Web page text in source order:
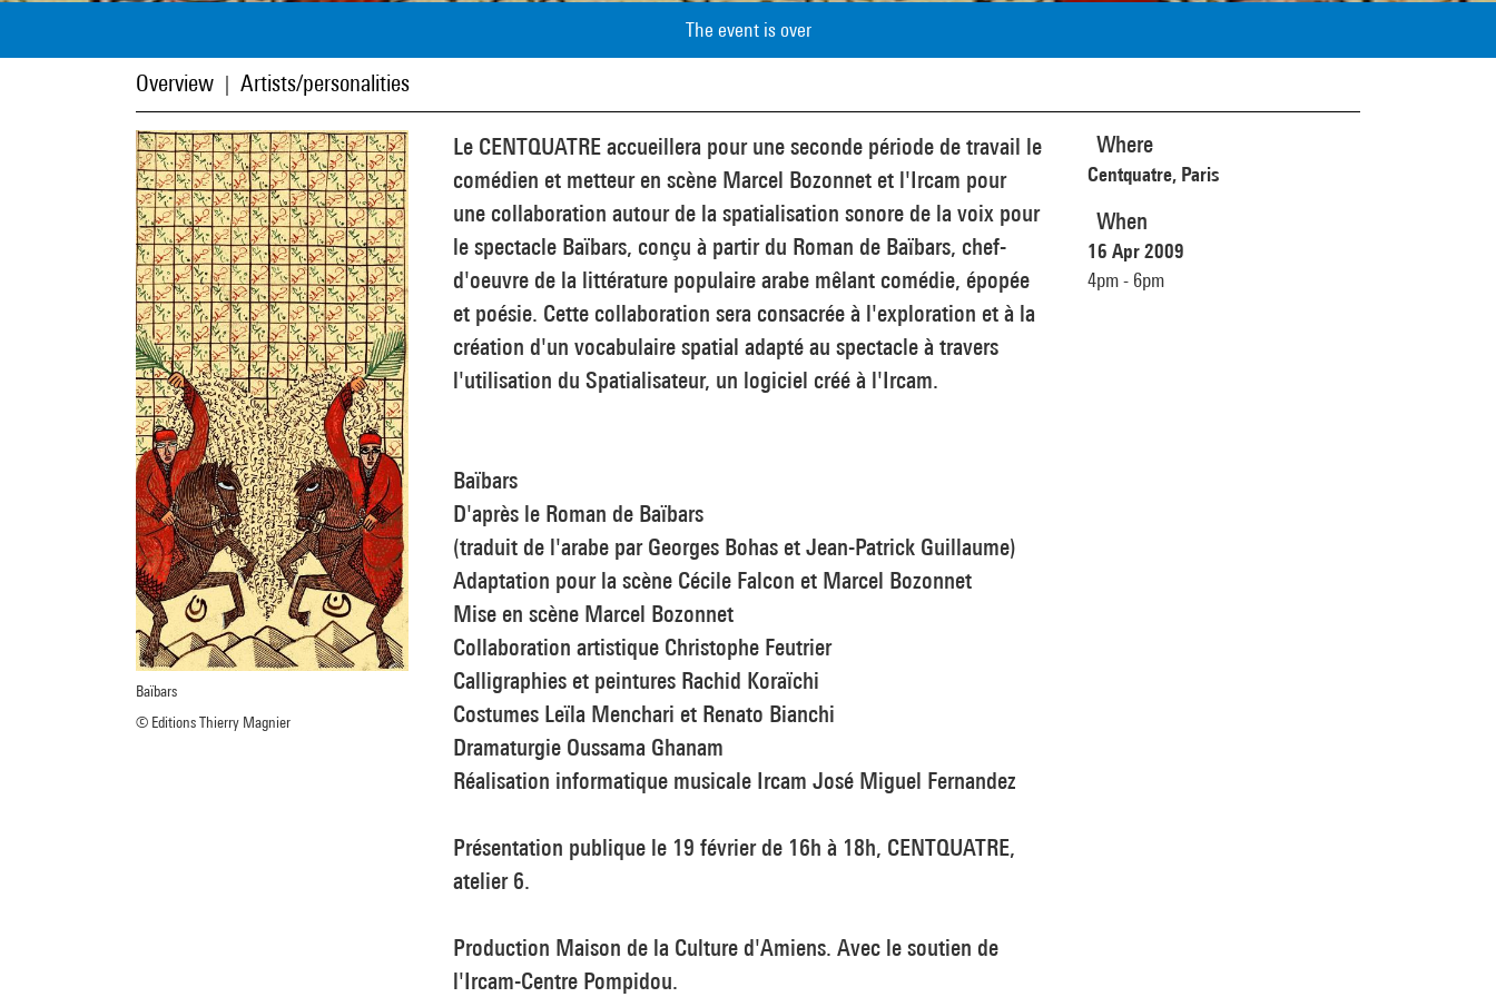
The event is over
Overview Artists/personalities
Baïbars
© Editions Thierry Magnier
Le CENTQUATRE accueillera pour une seconde période de travail le
comédien et metteur en scène Marcel Bozonnet et l'Ircam pour
une collaboration autour de la spatialisation sonore de la voix pour
le spectacle Baïbars, conçu à partir du Roman de Baïbars, chef-
d'oeuvre de la littérature populaire arabe mêlant comédie, épopée
et poésie. Cette collaboration sera consacrée à l'exploration et à la
création d'un vocabulaire spatial adapté au spectacle à travers
l'utilisation du Spatialisateur, un logiciel créé à l'Ircam.
Baïbars
D'après le Roman de Baïbars
(traduit de l'arabe par Georges Bohas et Jean-Patrick Guillaume)
Adaptation pour la scène Cécile Falcon et Marcel Bozonnet
Mise en scène Marcel Bozonnet
Collaboration artistique Christophe Feutrier
Calligraphies et peintures Rachid Koraïchi
Costumes Leïla Menchari et Renato Bianchi
Dramaturgie Oussama Ghanam
Réalisation informatique musicale Ircam José Miguel Fernandez
Présentation publique le 19 février de 16h à 18h, CENTQUATRE,
atelier 6.
Production Maison de la Culture d'Amiens. Avec le soutien de
l'Ircam-Centre Pompidou.
Where
Centquatre, Paris
When
16 Apr 2009
4pm - 6pm